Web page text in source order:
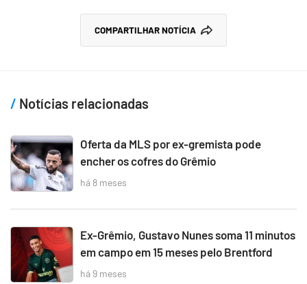
COMPARTILHAR NOTÍCIA
Notícias relacionadas
Oferta da MLS por ex-gremista pode
encher os cofres do Grêmio
há 8 meses
Ex-Grêmio, Gustavo Nunes soma 11 minutos
em campo em 15 meses pelo Brentford
há 9 meses